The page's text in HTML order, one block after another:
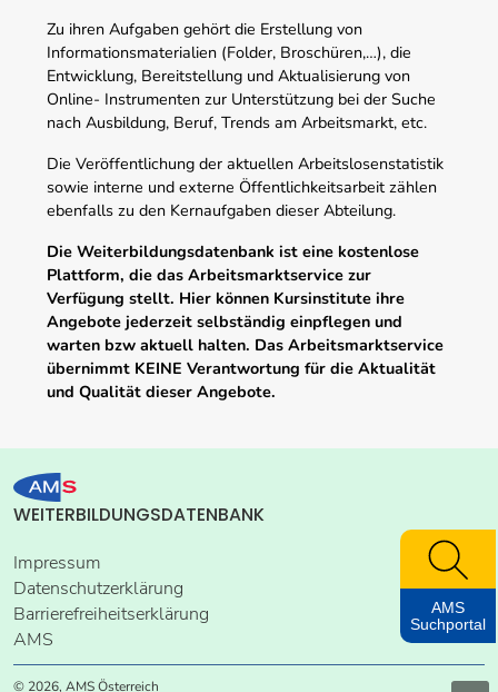
Zu ihren Aufgaben gehört die Erstellung von
Informationsmaterialien (Folder, Broschüren,…), die
Entwicklung, Bereitstellung und Aktualisierung von
Online- Instrumenten zur Unterstützung bei der Suche
nach Ausbildung, Beruf, Trends am Arbeitsmarkt, etc.
Die Veröffentlichung der aktuellen Arbeitslosenstatistik
sowie interne und externe Öffentlichkeitsarbeit zählen
ebenfalls zu den Kernaufgaben dieser Abteilung.
Die Weiterbildungsdatenbank ist eine kostenlose
Plattform, die das Arbeitsmarktservice zur
Verfügung stellt. Hier können Kursinstitute ihre
Angebote jederzeit selbständig einpflegen und
warten bzw aktuell halten. Das Arbeitsmarktservice
übernimmt KEINE Verantwortung für die Aktualität
und Qualität dieser Angebote.
WEITERBILDUNGSDATENBANK
Impressum
Datenschutzerklärung
Barrierefreiheitserklärung
AMS
© 2026, AMS Österreich
AMS
Suchportal